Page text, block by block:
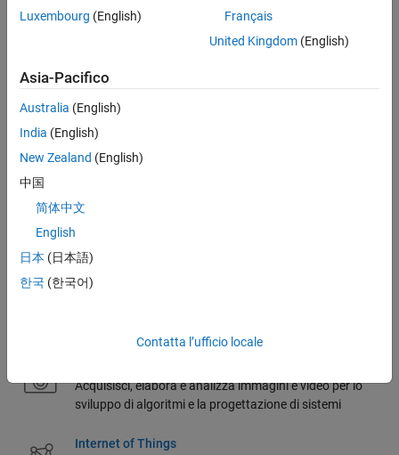
Progetta, testa e implementa sistemi di controllo
l’IA embedded
Distribuzione di applicazioni di Machine Learning e di
Sistemi embedded
Sviluppo di FPGA, ASIC e SoC
Acquisisci, elabora e analizza immagini e video per lo
sviluppo di algoritmi e la progettazione di sistemi
Internet of Things
Luxembourg (English)
Français
United Kingdom(English)
Asia-Pacifico
Australia (English)
India (English)
New Zealand (English)
中国
简体中文
English
日本 (日本語)
한국 (한국어)
Contatta l’ufficio locale